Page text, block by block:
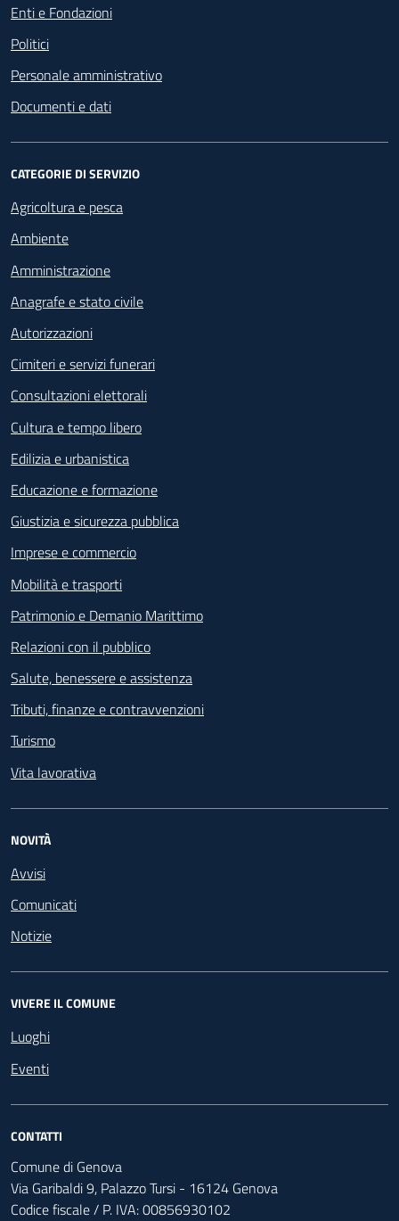
Enti e Fondazioni
Politici
Personale amministrativo
Documenti e dati
CATEGORIE DI SERVIZIO
Agricoltura e pesca
Ambiente
Amministrazione
Anagrafe e stato civile
Autorizzazioni
Cimiteri e servizi funerari
Consultazioni elettorali
Cultura e tempo libero
Edilizia e urbanistica
Educazione e formazione
Giustizia e sicurezza pubblica
Imprese e commercio
Mobilità e trasporti
Patrimonio e Demanio Marittimo
Relazioni con il pubblico
Salute, benessere e assistenza
Tributi, finanze e contravvenzioni
Turismo
Vita lavorativa
NOVITÀ
Avvisi
Comunicati
Notizie
VIVERE IL COMUNE
Luoghi
Eventi
CONTATTI
Comune di Genova
Via Garibaldi 9, Palazzo Tursi - 16124 Genova
Codice fiscale / P. IVA: 00856930102